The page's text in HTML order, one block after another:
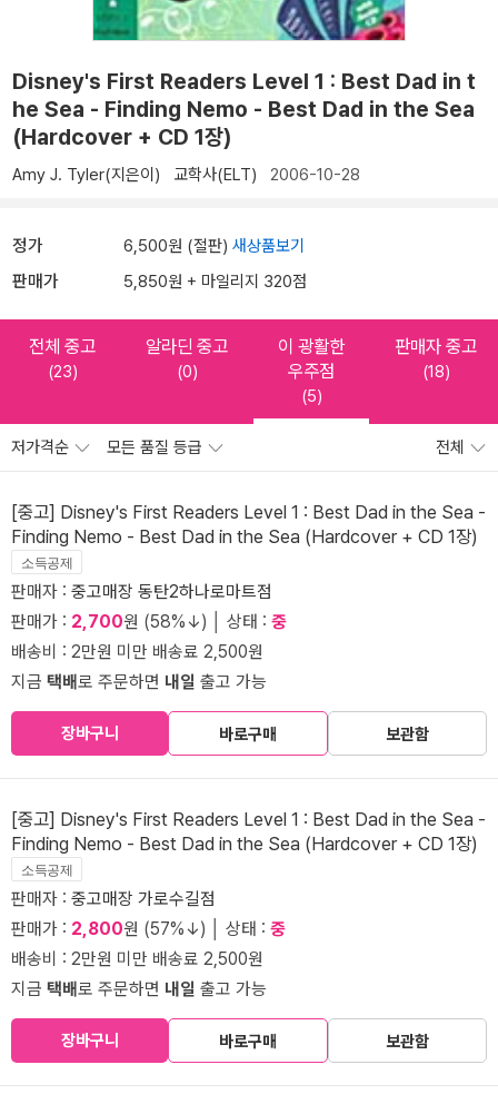
Disney's First Readers Level 1 : Best Dad in t
he Sea - Finding Nemo - Best Dad in the Sea
(Hardcover + CD 1장)
Amy J. Tyler(지은이) 교학사(ELT) 2006-10-28
정가 6,500원 (절판) 새상품보기
판매가 5,850원 + 마일리지 320점
전체 중고
(23)
알라딘 중고
(0)
이 광활한
우주점
(5)
판매자 중고
(18)
저가격순 모든 품질 등급 전체
[중고] Disney's First Readers Level 1 : Best Dad in the Sea -
Finding Nemo - Best Dad in the Sea (Hardcover + CD 1장)
소득공제
판매자 : 중고매장 동탄2하나로마트점
판매가 : 2,700원 (58%↓) │ 상태 : 중
배송비 : 2만원 미만 배송료 2,500원
지금 택배로 주문하면 내일 출고 가능
장바구니 바로구매 보관함
[중고] Disney's First Readers Level 1 : Best Dad in the Sea -
Finding Nemo - Best Dad in the Sea (Hardcover + CD 1장)
소득공제
판매자 : 중고매장 가로수길점
판매가 : 2,800원 (57%↓) │ 상태 : 중
배송비 : 2만원 미만 배송료 2,500원
지금 택배로 주문하면 내일 출고 가능
장바구니 바로구매 보관함